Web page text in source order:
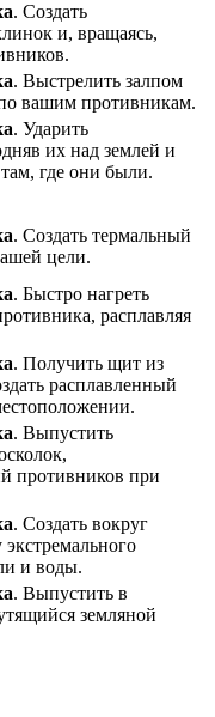
. Создать
и, вращаясь,
. Выстрелить залпом
вашим противникам.
. Ударить
их над землей и
где они были.
. Создать термальный
цели.
. Быстро нагреть
расплавляя
. Получить щит из
расплавленный
. Выпустить
противников при
. Создать вокруг
и воды.
. Выпустить в
земляной